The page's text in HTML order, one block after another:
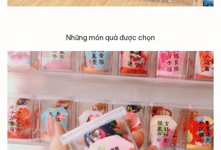
Những món quà được chọn